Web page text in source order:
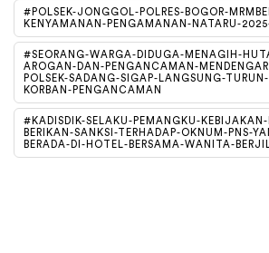
#POLSEK-JONGGOL-POLRES-BOGOR-
KENYAMANAN-PENGAMANAN-NATARU-
#SEORANG-WARGA-DIDUGA-MENAGIH-
AROGAN-DAN-PENGANCAMAN-
POLSEK-SADANG-SIGAP-LANGSUNG-
KORBAN-PENGANCAMAN
#KADISDIK-SELAKU-PEMANGKU-KEBIJAKAN-
BERIKAN-SANKSI-TERHADAP-OKNUM-PNS-
BERADA-DI-HOTEL-BERSAMA-WANITA-